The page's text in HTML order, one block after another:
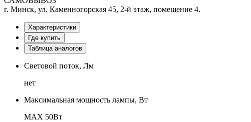
г. Минск, ул. Каменногорская 45, 2-й этаж, помещение 4.
Характеристики
Где купить
Таблица аналогов
Световой поток, Лм
нет
Максимальная мощность лампы, Вт
MAX 50Вт